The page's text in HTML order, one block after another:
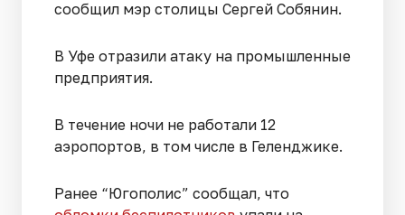
сообщил мэр столицы Сергей Собянин.
В Уфе отразили атаку на промышленные
предприятия.
В течение ночи не работали 12
аэропортов, в том числе в Геленджике.
Ранее “Югополис” сообщал, что